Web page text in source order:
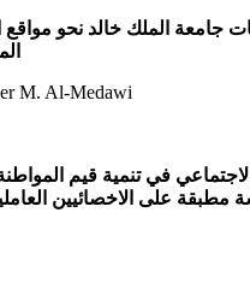
جامعة الملك خالد نحو مواقع
& Dr. Abeer
في تنمية قيم
مطبقة على الاخصائيين
S. al-